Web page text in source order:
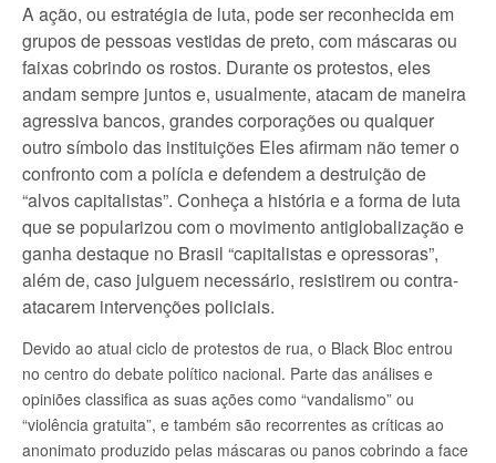
A ação, ou estratégia de luta, pode ser reconhecida em
grupos de pessoas vestidas de preto, com máscaras ou
faixas cobrindo os rostos. Durante os protestos, eles
andam sempre juntos e, usualmente, atacam de maneira
agressiva bancos, grandes corporações ou qualquer
outro símbolo das instituições Eles afirmam não temer o
confronto com a polícia e defendem a destruição de
“alvos capitalistas”. Conheça a história e a forma de luta
que se popularizou com o movimento antiglobalização e
ganha destaque no Brasil “capitalistas e opressoras”,
além de, caso julguem necessário, resistirem ou contra-
atacarem intervenções policiais.
Devido ao atual ciclo de protestos de rua, o Black Bloc entrou
no centro do debate político nacional. Parte das análises e
opiniões classifica as suas ações como “vandalismo” ou
“violência gratuita”, e também são recorrentes as críticas ao
anonimato produzido pelas máscaras ou panos cobrindo a face